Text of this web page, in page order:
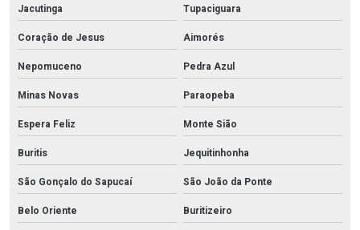
Jacutinga
Tupaciguara
Coração de Jesus
Aimorés
Nepomuceno
Pedra Azul
Minas Novas
Paraopeba
Espera Feliz
Monte Sião
Buritis
Jequitinhonha
São Gonçalo do Sapucaí
São João da Ponte
Belo Oriente
Buritizeiro